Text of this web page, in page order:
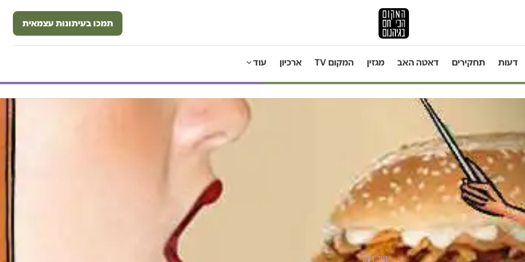
תמכו בעיתונות עצמאית
דעות תחקירים דאטה האב מגזין המקום TV ארכיון עוד
טור דעה